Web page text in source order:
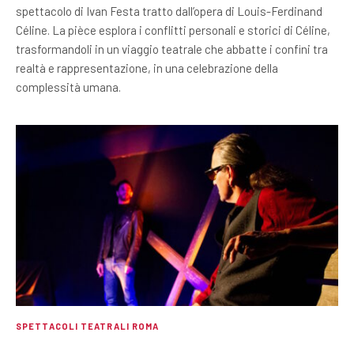
spettacolo di Ivan Festa tratto dall’opera di Louis-Ferdinand
Céline. La pièce esplora i conflitti personali e storici di Céline,
trasformandoli in un viaggio teatrale che abbatte i confini tra
realtà e rappresentazione, in una celebrazione della
complessità umana.
SPETTACOLI TEATRALI ROMA